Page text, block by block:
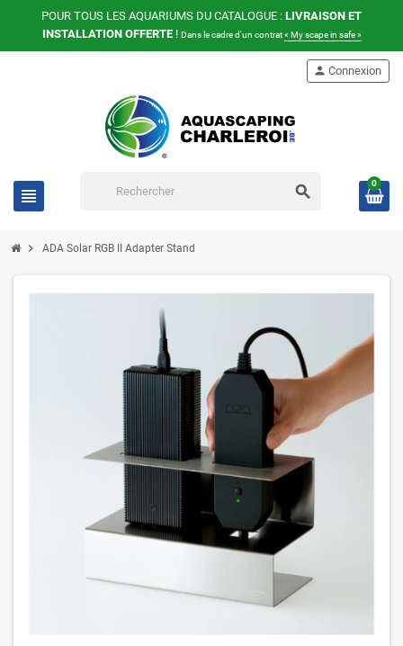
POUR TOUS LES AQUARIUMS DU CATALOGUE : LIVRAISON ET
INSTALLATION OFFERTE! Dans le cadre d'un contrat« My scape in safe »
view_headline search
person Connexion
0
chevron_right ADA Solar RGB II Adapter Stand